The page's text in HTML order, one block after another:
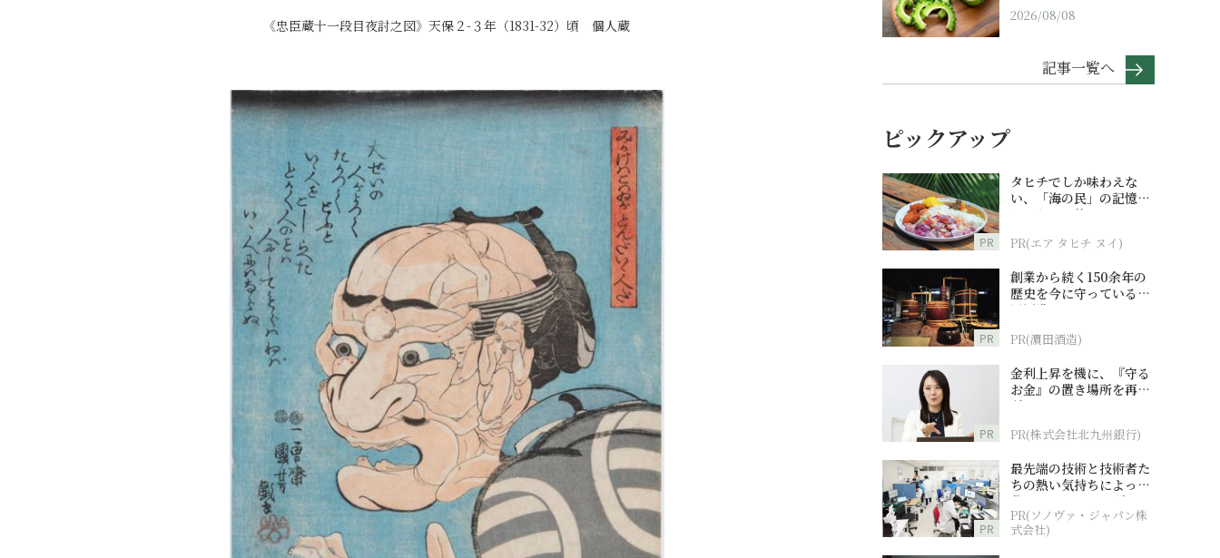
《忠臣蔵十一段目夜討之図》天保２-３年（1831-32）頃 個人蔵
2026/08/08
記事一覧へ
ピックアップ
PR
タヒチでしか味わえな
い、「海の民」の記憶へ
とつながる旅
PR(エア タヒチ ヌイ)
PR
創業から続く150余年の
歴史を今に守っている濵
田酒造
PR(濵田酒造)
PR
金利上昇を機に、『守る
お金』の置き場所を再検
討
PR(株式会社北九州銀行)
PR
最先端の技術と技術者た
ちの熱い気持ちによって
作られているオーダーメ
イド補聴器
PR(ソノヴァ・ジャパン株
式会社)